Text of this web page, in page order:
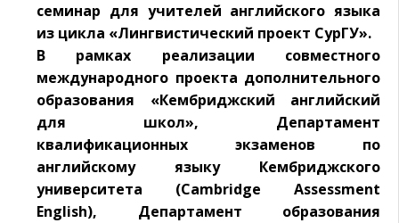
семинар для учителей английского языка
из цикла «Лингвистический проект СурГУ».
В рамках реализации совместного
международного проекта дополнительного
образования «Кембриджский английский
для школ», Департамент
квалификационных экзаменов по
английскому языку Кембриджского
университета (Cambridge Assessment
English), Департамент образования